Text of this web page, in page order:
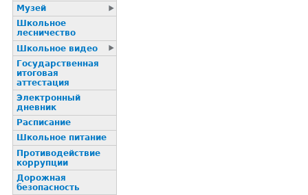
Музей
Школьное
лесничество
Школьное видео
Государственная
итоговая
аттестация
Электронный
дневник
Расписание
Школьное питание
Пpотиводействие
коppупции
Дорожная
безопасность